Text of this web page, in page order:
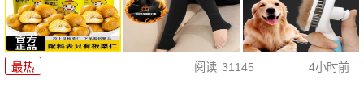
最热 阅读 31145 4小时前